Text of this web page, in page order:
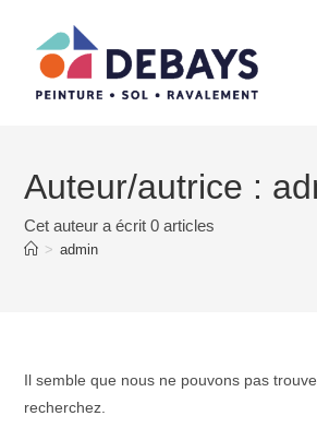
Auteur/autrice :
Cet auteur a écrit 0 articles
> admin
Il semble que nous ne pouvons pas
recherchez.